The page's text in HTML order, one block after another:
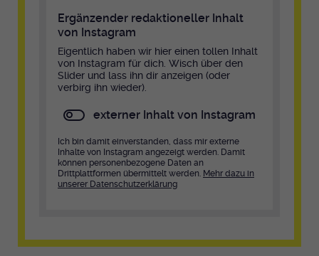
Ergänzender redaktioneller Inhalt
von Instagram
Eigentlich haben wir hier einen tollen Inhalt
von Instagram für dich. Wisch über den
Slider und lass ihn dir anzeigen (oder
verbirg ihn wieder).
externer Inhalt von Instagram
Ich bin damit einverstanden, dass mir externe
Inhalte von Instagram angezeigt werden. Damit
können personenbezogene Daten an
Drittplattformen übermittelt werden. Mehr dazu in
unserer Datenschutzerklärung
uid
Anbieter EKHN
Laufzeit Ende der Sitzung
Zweck
Notwendig zum sicheren Betrieb der
Webseite.
Anbieter EKHN
Zweck
Speicherung der Cookie Constent
Einstellungen
TikTok